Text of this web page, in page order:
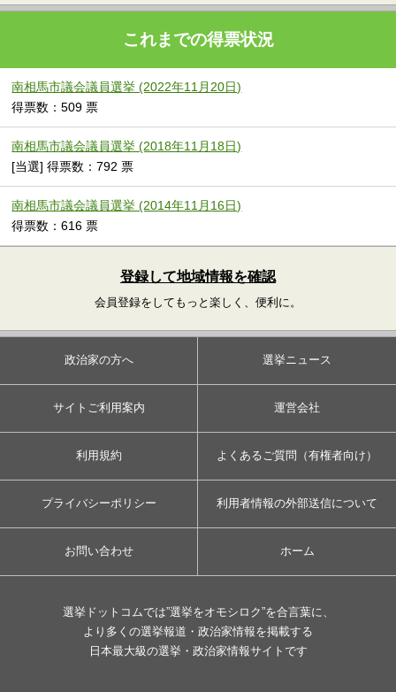
これまでの得票状況
南相馬市議会議員選挙 (2022年11月20日)
得票数：509 票
南相馬市議会議員選挙 (2018年11月18日)
[当選] 得票数：792 票
南相馬市議会議員選挙 (2014年11月16日)
得票数：616 票
登録して地域情報を確認
会員登録をしてもっと楽しく、便利に。
政治家の方へ 選挙ニュース
サイトご利用案内 運営会社
利用規約 よくあるご質問（有権者向け）
プライバシーポリシー 利用者情報の外部送信について
お問い合わせ ホーム
選挙ドットコムでは”選挙をオモシロク”を合言葉に、
より多くの選挙報道・政治家情報を掲載する
日本最大級の選挙・政治家情報サイトです